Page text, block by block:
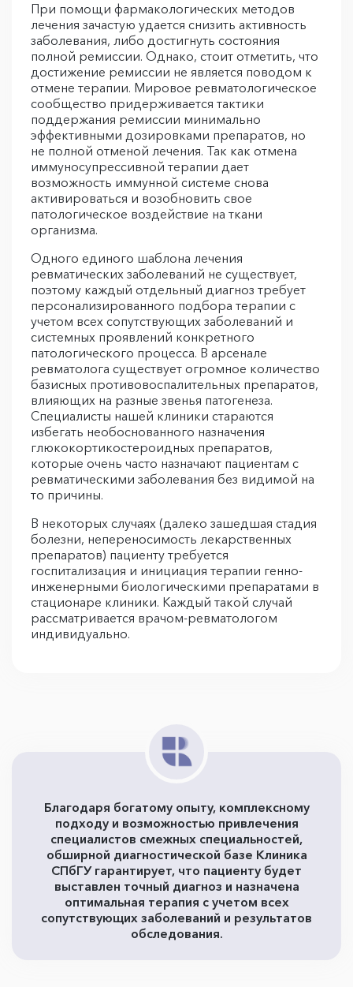
При помощи фармакологических методов
лечения зачастую удается снизить активность
заболевания, либо достигнуть состояния
полной ремиссии. Однако, стоит отметить, что
достижение ремиссии не является поводом к
отмене терапии. Мировое ревматологическое
сообщество придерживается тактики
поддержания ремиссии минимально
эффективными дозировками препаратов, но
не полной отменой лечения. Так как отмена
иммуносупрессивной терапии дает
возможность иммунной системе снова
активироваться и возобновить свое
патологическое воздействие на ткани
организма.
Одного единого шаблона лечения
ревматических заболеваний не существует,
поэтому каждый отдельный диагноз требует
персонализированного подбора терапии с
учетом всех сопутствующих заболеваний и
системных проявлений конкретного
патологического процесса. В арсенале
ревматолога существует огромное количество
базисных противовоспалительных препаратов,
влияющих на разные звенья патогенеза.
Специалисты нашей клиники стараются
избегать необоснованного назначения
глюкокортикостероидных препаратов,
которые очень часто назначают пациентам с
ревматическими заболевания без видимой на
то причины.
В некоторых случаях (далеко зашедшая стадия
болезни, непереносимость лекарственных
препаратов) пациенту требуется
госпитализация и инициация терапии генно-
инженерными биологическими препаратами в
стационаре клиники. Каждый такой случай
рассматривается врачом-ревматологом
индивидуально.
Благодаря богатому опыту, комплексному
подходу и возможностью привлечения
специалистов смежных специальностей,
обширной диагностической базе Клиника
СПбГУ гарантирует, что пациенту будет
выставлен точный диагноз и назначена
оптимальная терапия с учетом всех
сопутствующих заболеваний и результатов
обследования.